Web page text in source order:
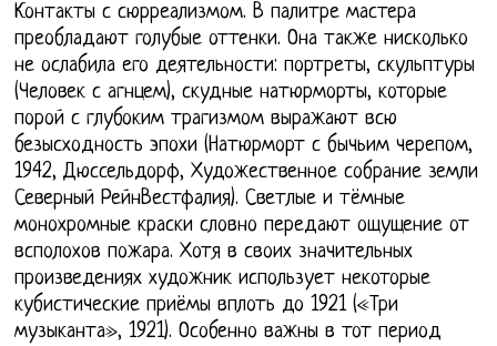
Контакты с сюрреализмом. В палитре мастера
преобладают голубые оттенки. Она также нисколько
не ослабила его деятельности: портреты, скульптуры
(Человек с агнцем), скудные натюрморты, которые
порой с глубоким трагизмом выражают всю
безысходность эпохи (Натюрморт с бычьим черепом,
1942, Дюссельдорф, Художественное собрание земли
Северный РейнВестфалия). Светлые и тёмные
монохромные краски словно передают ощущение от
всполохов пожара. Хотя в своих значительных
произведениях художник использует некоторые
кубистические приёмы вплоть до 1921 («Три
музыканта», 1921). Особенно важны в тот период